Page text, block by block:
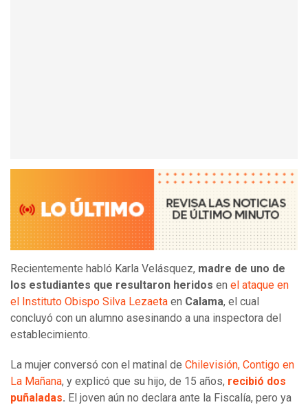
Recientemente habló Karla Velásquez, madre de uno de
los estudiantes que resultaron heridos en el ataque en
el Instituto Obispo Silva Lezaeta en Calama, el cual
concluyó con un alumno asesinando a una inspectora del
establecimiento.
La mujer conversó con el matinal de Chilevisión, Contigo en
La Mañana, y explicó que su hijo, de 15 años, recibió dos
puñaladas. El joven aún no declara ante la Fiscalía, pero ya